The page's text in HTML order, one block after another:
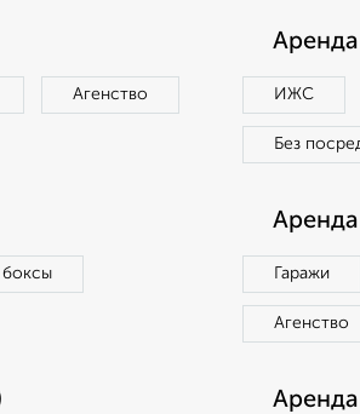
Агенство
Аренда
ИЖС
Без
боксы Гаражи
Агенство